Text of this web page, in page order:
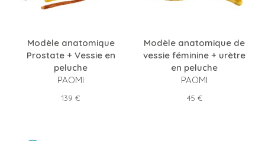
Modèle anatomique
Prostate + Vessie en
peluche
PAOMI
Prix
139 €
Modèle anatomique de
vessie féminine + urètre
en peluche
PAOMI
Prix
45 €